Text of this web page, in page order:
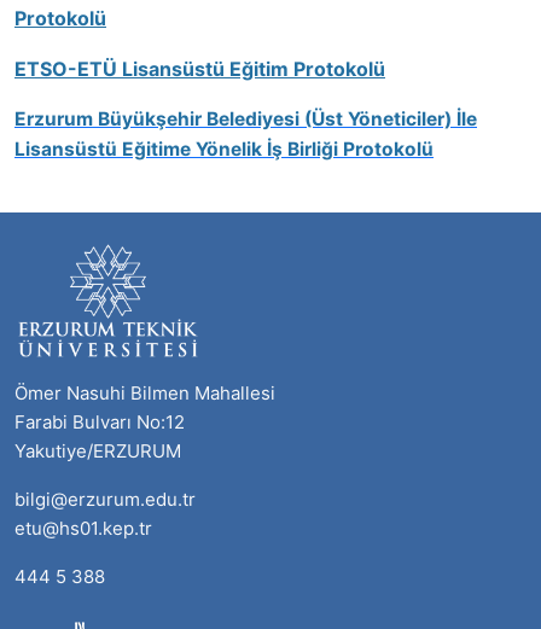
Protokolü
ETSO-ETÜ Lisansüstü Eğitim Protokolü
Erzurum Büyükşehir Belediyesi (Üst Yöneticiler) İle
Lisansüstü Eğitime Yönelik İş Birliği Protokolü
Ömer Nasuhi Bilmen Mahallesi
Farabi Bulvarı No:12
Yakutiye/ERZURUM
bilgi@erzurum.edu.tr
etu@hs01.kep.tr
444 5 388